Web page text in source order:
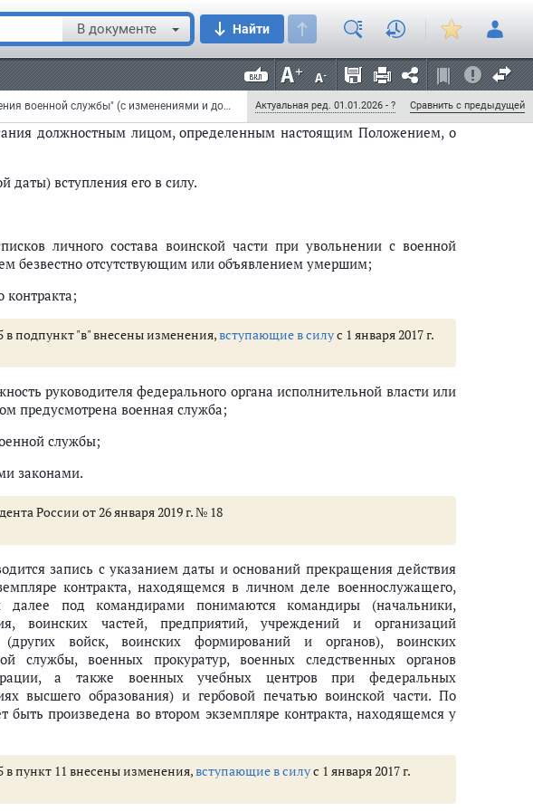
В документе Найти
по контракту
военную службу по контракту
службе
зачисления в распоряжение командира (начальника), освобождения от воинских
Указ Президента РФ от 16 сентября 1999 г. N 1237 "Вопросы прохождения военной службы" (с изменениями и дополнениями) Актуальная ред. 01.01.2026 - ? Сравнить с предыдущей
военнослужащему.
в военно-учебных заведениях (поступающими в них),
размера подлежащих возмещению средств федерального
подготовку, включаемых в контракты, и состав расходов,
средств.
должностным лицом, определенным настоящим Положением, о
даты) вступления его в силу.
личного состава воинской части при увольнении с военной
безвестно отсутствующим или объявлением умершим;
в подпункт "в" внесены изменения,вступающие в силус 1 января 2017 г.
руководителя федерального органа исполнительной власти или
предусмотрена военная служба;
службы;
законами.
России от 26 января 2019 г. № 18
запись с указанием даты и оснований прекращения действия
контракта, находящемся в личном деле военнослужащего,
далее под командирами понимаются командиры (начальники,
воинских частей, предприятий, учреждений и организаций
войск, воинских формирований и органов), воинских
службы, военных прокуратур, военных следственных органов
а также военных учебных центров при федеральных
высшего образования) и гербовой печатью воинской части. По
произведена во втором экземпляре контракта, находящемся у
в пункт 11 внесены изменения,вступающие в силус 1 января 2017 г.